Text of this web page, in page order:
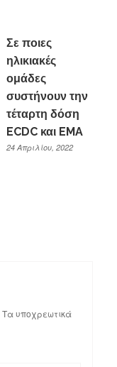
Σε ποιες
ηλικιακές
ομάδες
συστήνουν την
τέταρτη δόση
ECDC και EMA
24 Απριλίου, 2022
Τα υποχρεωτικά